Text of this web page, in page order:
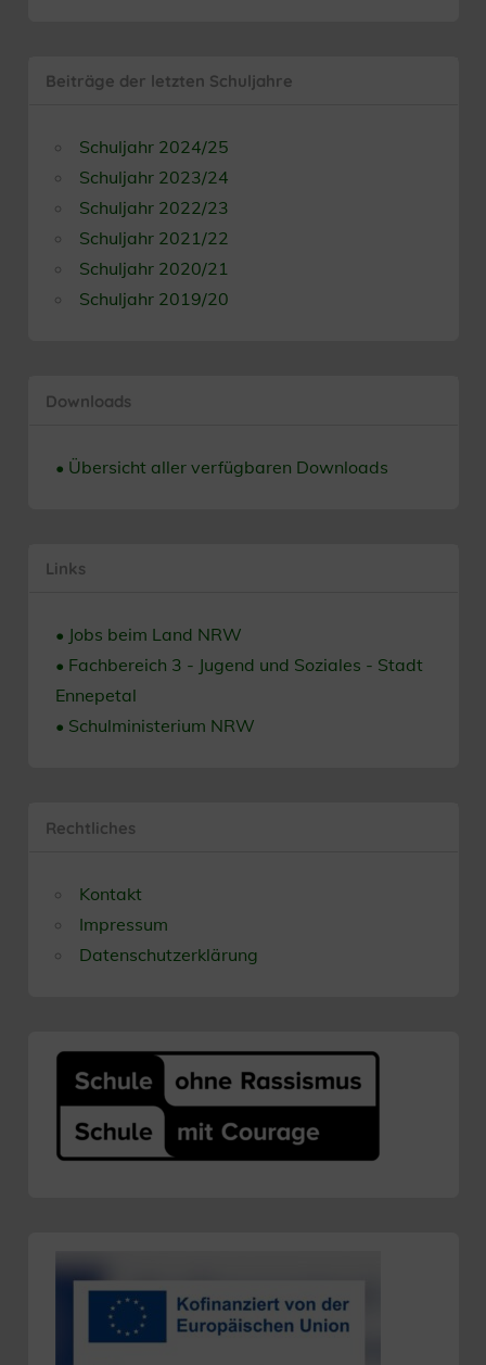
Beiträge der letzten Schuljahre
Schuljahr 2024/25
Schuljahr 2023/24
Schuljahr 2022/23
Schuljahr 2021/22
Schuljahr 2020/21
Schuljahr 2019/20
Downloads
• Übersicht aller verfügbaren Downloads
Links
• Jobs beim Land NRW
• Fachbereich 3 - Jugend und Soziales - Stadt
Ennepetal
• Schulministerium NRW
Rechtliches
Kontakt
Impressum
Datenschutzerklärung